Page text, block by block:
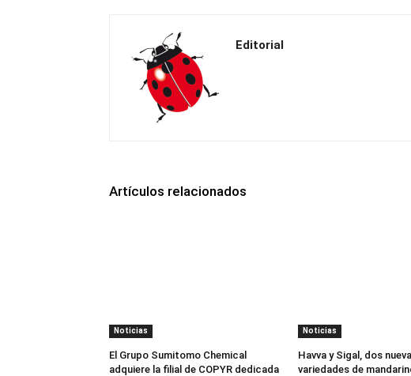
Editorial
Artículos relacionados
Noticias
El Grupo Sumitomo Chemical
adquiere la filial de COPYR dedicada
Noticias
Havva y Sigal, dos
variedades de